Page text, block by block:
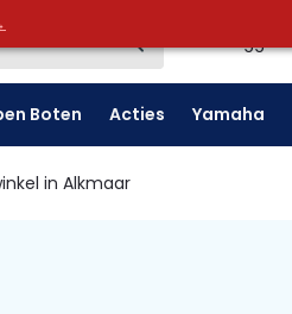
Boten Acties Yamaha
in Alkmaar